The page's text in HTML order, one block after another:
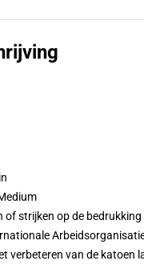
of strijken op de bedrukking
van de